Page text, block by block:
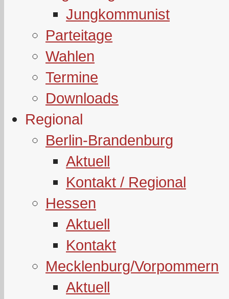
Jungkommunist
Parteitage
Wahlen
Termine
Downloads
Regional
Berlin-Brandenburg
Aktuell
Kontakt / Regional
Hessen
Aktuell
Kontakt
Mecklenburg/Vorpommern
Aktuell